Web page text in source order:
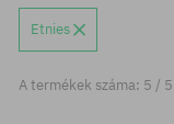
Etnies
A termékek száma: 5 / 5